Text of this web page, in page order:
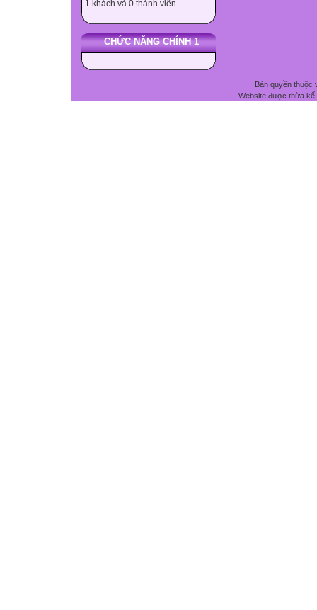
1 khách và 0 thành viên
CHỨC NĂNG CHÍNH 1
Bản quyền thuộc
Website được thừa